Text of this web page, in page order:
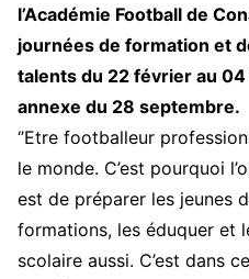
l’Académie Football de
journées de formation et
talents du 22 février au
annexe du 28 septembre.
‘’Etre footballeur
le monde. C’est pourquoi
est de préparer les jeunes
formations, les éduquer et
scolaire aussi. C’est dans